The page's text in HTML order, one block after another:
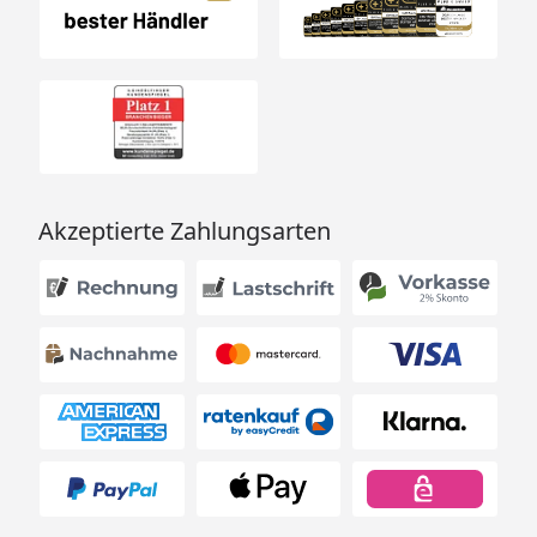
benötigte Menge an Beton.
Schneelast
kg/m²
KN/m²
si*
sk**
90
90/0,90 113/1,13
*max. Dachlast; ** relevante Schneelast auf dem
Boden nach DIN 1055 / EN1991, Teil 1-4
Akzeptierte Zahlungsarten